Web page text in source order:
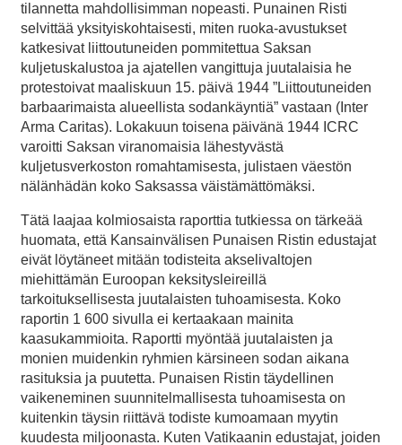
tilannetta mahdollisimman nopeasti. Punainen Risti
selvittää yksityiskohtaisesti, miten ruoka-avustukset
katkesivat liittoutuneiden pommitettua Saksan
kuljetuskalustoa ja ajatellen vangittuja juutalaisia he
protestoivat maaliskuun 15. päivä 1944 ”Liittoutuneiden
barbaarimaista alueellista sodankäyntiä” vastaan (Inter
Arma Caritas). Lokakuun toisena päivänä 1944 ICRC
varoitti Saksan viranomaisia lähestyvästä
kuljetusverkoston romahtamisesta, julistaen väestön
nälänhädän koko Saksassa väistämättömäksi.
Tätä laajaa kolmiosaista raporttia tutkiessa on tärkeää
huomata, että Kansainvälisen Punaisen Ristin edustajat
eivät löytäneet mitään todisteita akselivaltojen
miehittämän Euroopan keksitysleireillä
tarkoituksellisesta juutalaisten tuhoamisesta. Koko
raportin 1 600 sivulla ei kertaakaan mainita
kaasukammioita. Raportti myöntää juutalaisten ja
monien muidenkin ryhmien kärsineen sodan aikana
rasituksia ja puutetta. Punaisen Ristin täydellinen
vaikeneminen suunnitelmallisesta tuhoamisesta on
kuitenkin täysin riittävä todiste kumoamaan myytin
kuudesta miljoonasta. Kuten Vatikaanin edustajat, joiden